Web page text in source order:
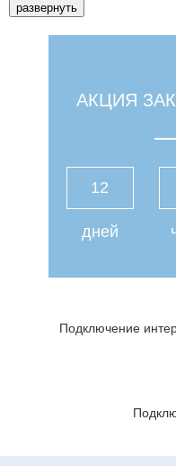
развернуть
АКЦИЯ
12
дней
Подключение